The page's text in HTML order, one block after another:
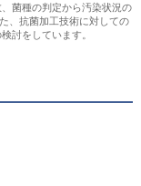
菌種の判定から汚染状況の
、抗菌加工技術に対しての
討をしています。